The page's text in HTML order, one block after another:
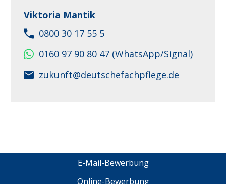
Viktoria Mantik
0800 30 17 55 5
0160 97 90 80 47 (WhatsApp/Signal)
zukunft@deutschefachpflege.de
E-Mail-Bewerbung
Online-Bewerbung